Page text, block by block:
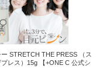
STRETCH THE PRESS （ス
プレス）15g 【+ONE C 公式シ